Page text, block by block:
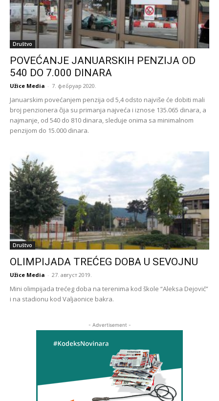
Društvo
POVEĆANJE JANUARSKIH PENZIJA OD
540 DO 7.000 DINARA
Užice Media - 7. фебруар 2020.
Januarskim povećanjem penzija od 5,4 odsto najviše će dobiti mali
broj penzionera čija su primanja najveća i iznose 135.065 dinara, a
najmanje, od 540 do 810 dinara, sleduje onima sa minimalnom
penzijom do 15.000 dinara.
Društvo
OLIMPIJADA TREĆEG DOBA U SEVOJNU
Užice Media - 27. август 2019.
Mini olimpijada trećeg doba na terenima kod škole “Aleksa Dejović”
i na stadionu kod Valjaonice bakra.
- Advertisement -